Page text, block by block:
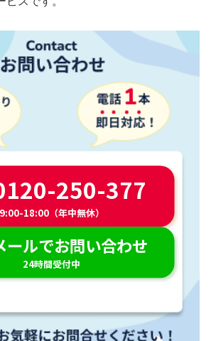
250-377
9:00-18:00（年中無休）
ールでお問い合わせ
24時間受付中